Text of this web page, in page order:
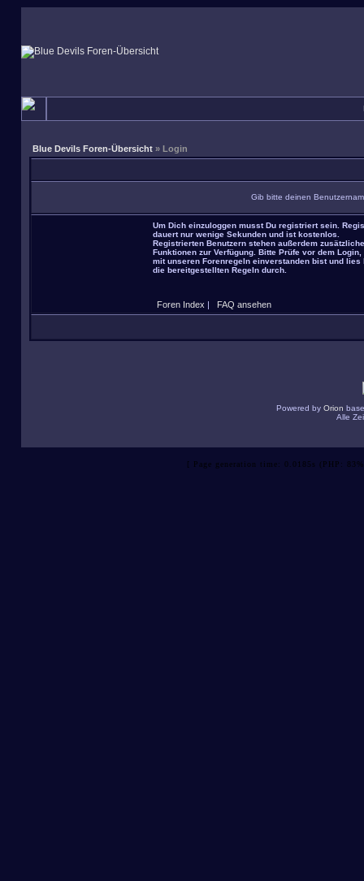
Blue Devils Foren-Übersicht » Login
Gib bitte deinen
Um Dich einzuloggen musst Du registriert sein.
dauert nur wenige Sekunden und ist kostenlos.
Registrierten Benutzern stehen außerdem zusätzliche
Funktionen zur Verfügung. Bitte Prüfe vor dem Login,
mit unseren Forenregeln einverstanden bist und lies
die bereitgestellten Regeln durch.
Foren Index | FAQ ansehen
Powered by Orion
Alle
[ Page generation time: 0.0185s (PHP: